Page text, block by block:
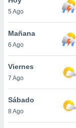
y
en
más
de
5 Ago
Mañana
6 Ago
Viernes
7 Ago
Sábado
8 Ago